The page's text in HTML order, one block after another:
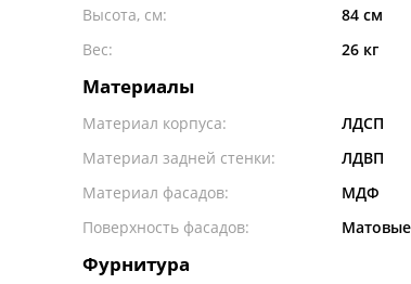
Высота, см:
84 см
Вес:
26 кг
Материалы
Материал корпуса:
ЛДСП
Материал задней стенки:
ЛДВП
Материал фасадов:
МДФ
Поверхность фасадов:
Матовые
Фурнитура